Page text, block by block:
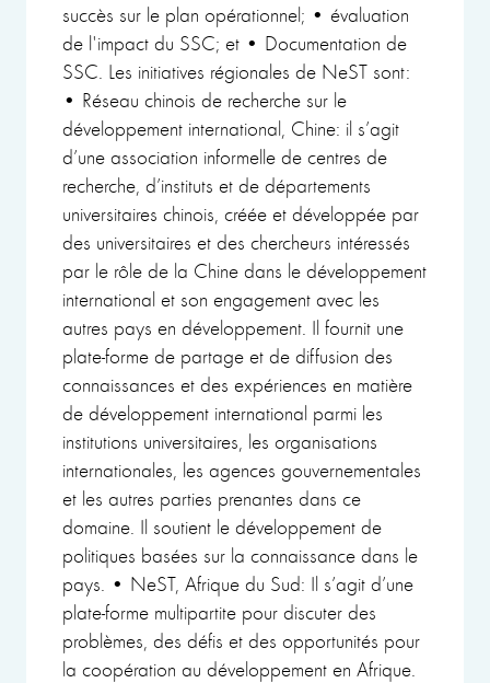
succès sur le plan opérationnel; • évaluation
de l'impact du SSC; et • Documentation de
SSC. Les initiatives régionales de NeST sont:
• Réseau chinois de recherche sur le
développement international, Chine: il s’agit
d’une association informelle de centres de
recherche, d’instituts et de départements
universitaires chinois, créée et développée par
des universitaires et des chercheurs intéressés
par le rôle de la Chine dans le développement
international et son engagement avec les
autres pays en développement. Il fournit une
plate-forme de partage et de diffusion des
connaissances et des expériences en matière
de développement international parmi les
institutions universitaires, les organisations
internationales, les agences gouvernementales
et les autres parties prenantes dans ce
domaine. Il soutient le développement de
politiques basées sur la connaissance dans le
pays. • NeST, Afrique du Sud: Il s’agit d’une
plate-forme multipartite pour discuter des
problèmes, des défis et des opportunités pour
la coopération au développement en Afrique.